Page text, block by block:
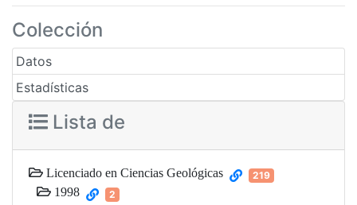
Colección
Datos
Estadísticas
Lista de
Licenciado en Ciencias Geológicas 219
1998 2